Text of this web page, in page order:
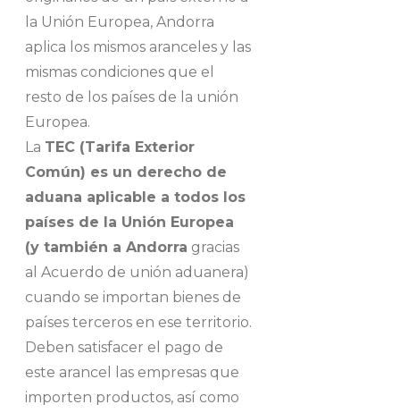
la Unión Europea, Andorra
aplica los mismos aranceles y las
mismas condiciones que el
resto de los países de la unión
Europea.
La TEC (Tarifa Exterior
Común) es un derecho de
aduana aplicable a todos los
países de la Unión Europea
(y también a Andorra gracias
al Acuerdo de unión aduanera)
cuando se importan bienes de
países terceros en ese territorio.
Deben satisfacer el pago de
este arancel las empresas que
importen productos, así como